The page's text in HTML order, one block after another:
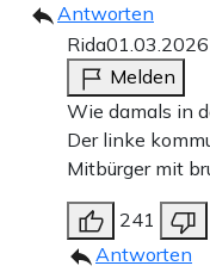
Antworten
Rida
Melden
Wie damals in
Der linke
Mitbürger mit
241
Antworten